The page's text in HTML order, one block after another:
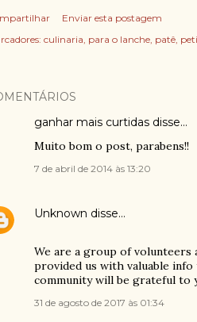
Enviar esta postagem
culinaria para o lanche patê
ganhar mais curtidas disse…
Muito bom o post, parabens!!
7 de abril de 2014 às 13:20
Unknown disse…
We are a group of volunteers
provided us with valuable
community will be grateful to
31 de agosto de 2017 às 01:34